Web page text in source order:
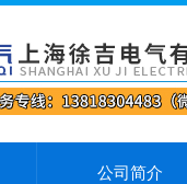
公司简介